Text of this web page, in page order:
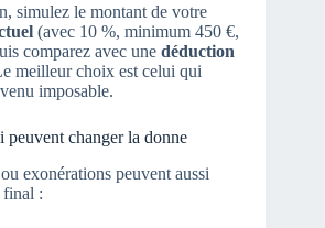
simulez le montant de votre
(avec 10 %, minimum 450 €,
comparez avec une déduction
meilleur choix est celui qui
imposable.
peuvent changer la donne
exonérations peuvent aussi
final :